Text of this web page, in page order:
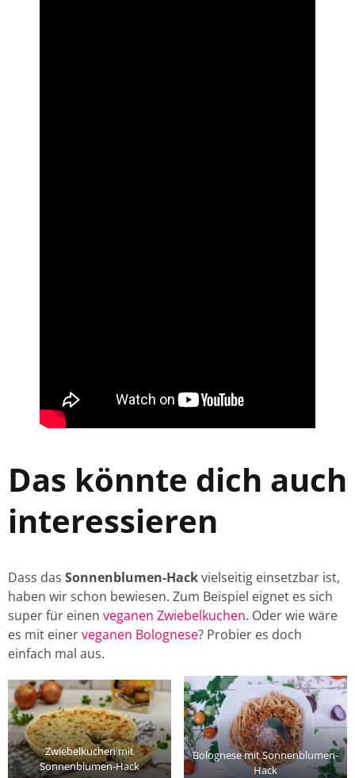
Das könnte dich auch
interessieren
Dass das Sonnenblumen-Hackvielseitig einsetzbar ist,
haben wir schon bewiesen. Zum Beispiel eignet es sich
super für einen veganen Zwiebelkuchen. Oder wie wäre
es mit einerveganen Bolognese? Probier es doch
einfach mal aus.
Zwiebelkuchen mit
Sonnenblumen-Hack
Bolognese mit Sonnenblumen-
Hack